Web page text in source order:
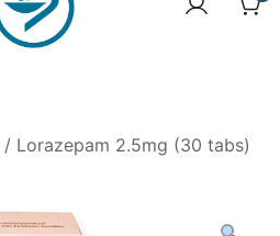
/ Lorazepam 2.5mg (30 tabs)